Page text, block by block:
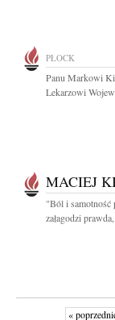
PŁOCK
Panu Markowi
Lekarzowi
MACIEJ
"Ból i samotność
załagodzi
«